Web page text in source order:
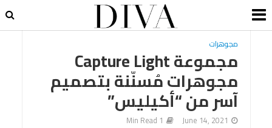
مجوهرات
مجموعة Capture Light
مجوهرات مُسنّنة بتصميم
آسر من “أكيليس”
June 14, 2021
1 Min Read